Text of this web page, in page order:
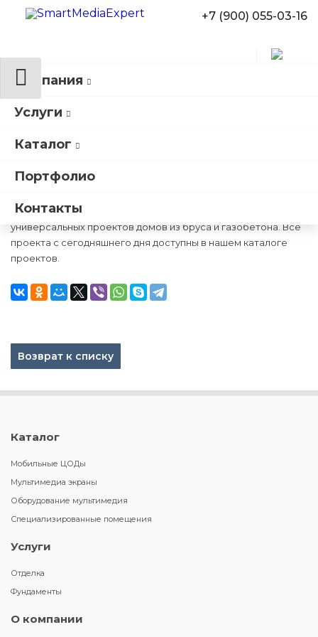
Компания
Услуги
Каталог
Портфолио
Контакты
+7 (900) 055-03-16
Информация
Обновление каталога
готовых проектов
Наши разработчика составили более 100 готовых
универсальных проектов домов из бруса и газобетона. Все
проекта с сегодняшнего дня доступны в нашем каталоге
проектов.
Возврат к списку
Каталог
Мобильные ЦОДы
Мультимедиа экраны
Оборудование мультимедия
Специализированные помещения
Услуги
Отделка
Фундаменты
О компании